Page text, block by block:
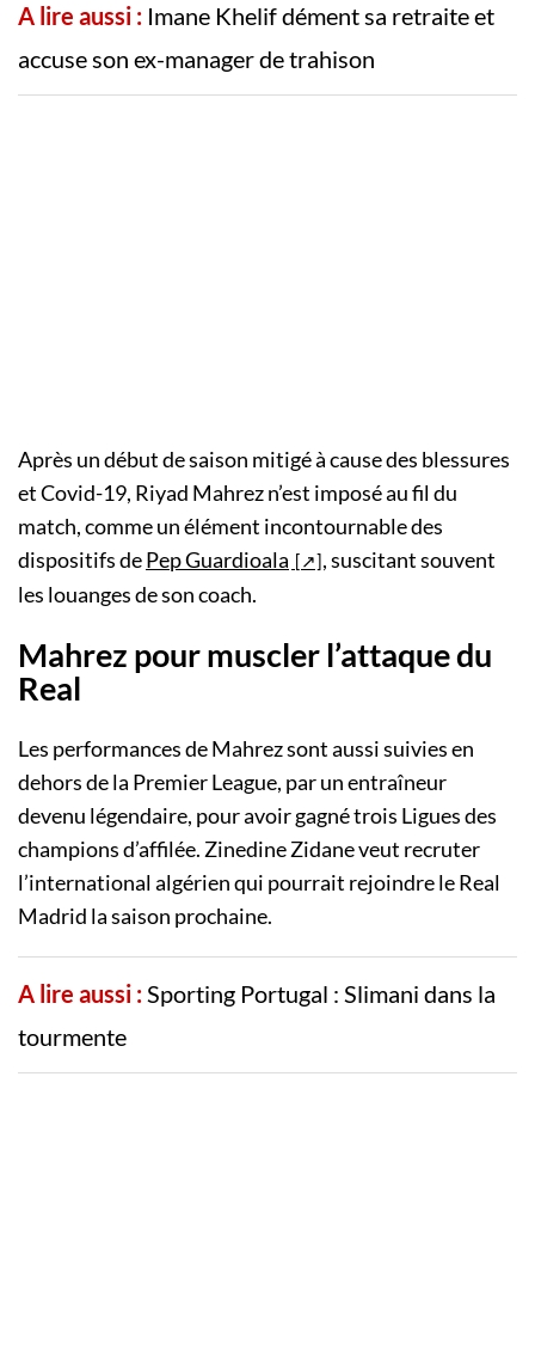
A lire aussi : Imane Khelif dément sa retraite et
accuse son ex-manager de trahison
Après un début de saison mitigé à cause des blessures
et Covid-19, Riyad Mahrez n’est imposé au fil du
match, comme un élément incontournable des
dispositifs dePep Guardioala
, suscitant souvent
les louanges de son coach.
Mahrez pour muscler l’attaque du
Real
Les performances de Mahrez sont aussi suivies en
dehors de la Premier League, par un entraîneur
devenu légendaire, pour avoir gagné trois Ligues des
champions d’affilée. Zinedine Zidane veut recruter
l’international algérien qui pourrait rejoindre le Real
Madrid la saison prochaine.
A lire aussi :Sporting Portugal : Slimani dans la
tourmente